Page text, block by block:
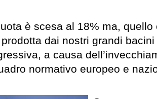
è scesa al 18% ma,
prodotta dai nostri grandi
a causa
normativo europeo e